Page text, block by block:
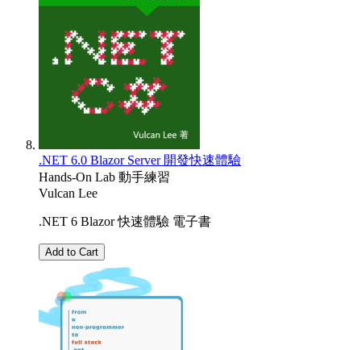
.NET 6.0 Blazor Server 開發快速體驗
Hands-On Lab 動手練習
Vulcan Lee
.NET 6 Blazor 快速體驗 電子書
Add to Cart